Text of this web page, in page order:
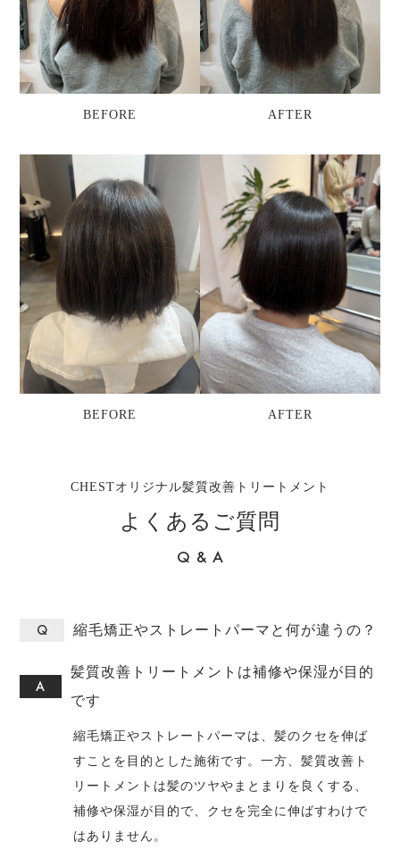
BEFORE AFTER
BEFORE AFTER
CHESTオリジナル髪質改善トリートメント
よくあるご質問
Q & A
縮毛矯正やストレートパーマと何が違うの？
髪質改善トリートメントは補修や保湿が目的
です
縮毛矯正やストレートパーマは、髪のクセを伸ば
すことを目的とした施術です。一方、髪質改善ト
リートメントは髪のツヤやまとまりを良くする、
補修や保湿が目的で、クセを完全に伸ばすわけで
はありません。